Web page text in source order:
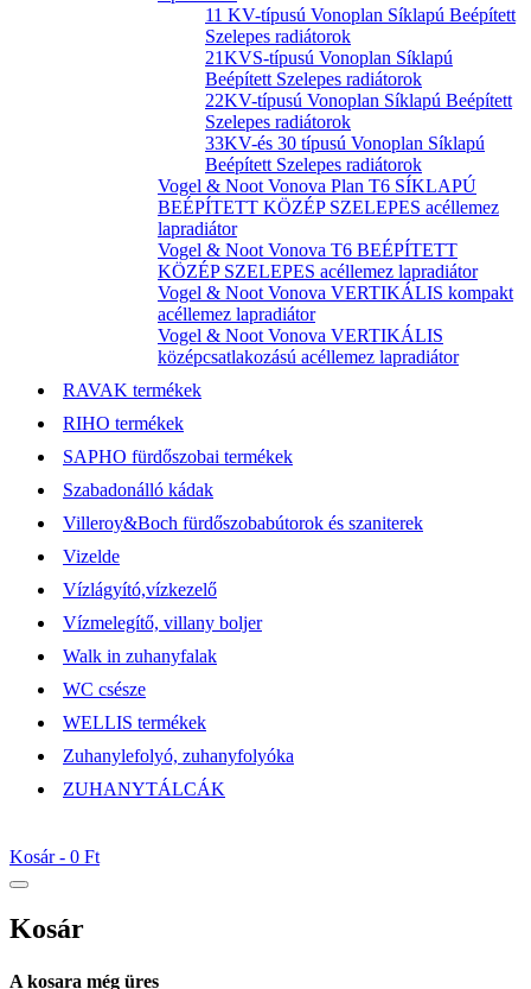
11 KV-típusú Vonoplan Síklapú Beépített
Szelepes radiátorok
21KVS-típusú Vonoplan Síklapú
Beépített Szelepes radiátorok
22KV-típusú Vonoplan Síklapú Beépített
Szelepes radiátorok
33KV-és 30 típusú Vonoplan Síklapú
Beépített Szelepes radiátorok
Vogel & Noot Vonova Plan T6 SÍKLAPÚ
BEÉPÍTETT KÖZÉP SZELEPES acéllemez
lapradiátor
Vogel & Noot Vonova T6 BEÉPÍTETT
KÖZÉP SZELEPES acéllemez lapradiátor
Vogel & Noot Vonova VERTIKÁLIS kompakt
acéllemez lapradiátor
Vogel & Noot Vonova VERTIKÁLIS
középcsatlakozású acéllemez lapradiátor
RAVAK termékek
RIHO termékek
SAPHO fürdőszobai termékek
Szabadonálló kádak
Villeroy&Boch fürdőszobabútorok és szaniterek
Vizelde
Vízlágyító,vízkezelő
Vízmelegítő, villany boljer
Walk in zuhanyfalak
WC csésze
WELLIS termékek
Zuhanylefolyó, zuhanyfolyóka
ZUHANYTÁLCÁK
Kosár - 0 Ft
Kosár
A kosara még üres